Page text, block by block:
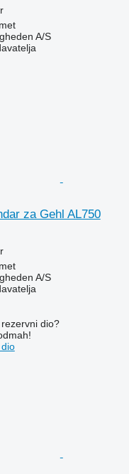
A/S
za Gehl AL750
A/S
dio?